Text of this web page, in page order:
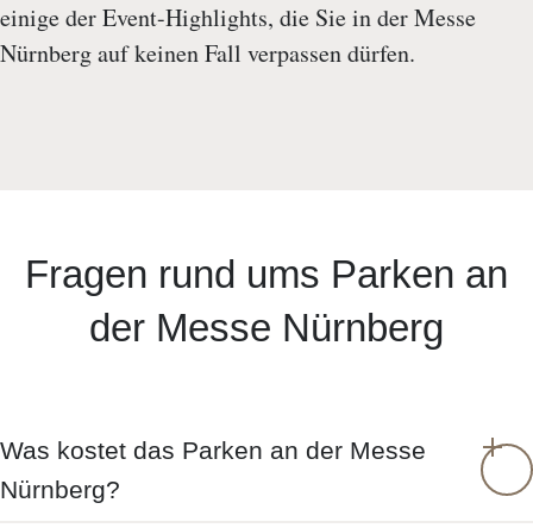
einige der Event-Highlights, die Sie in der Messe
Nürnberg auf keinen Fall verpassen dürfen.
Fragen rund ums Parken an
der Messe Nürnberg
Was kostet das Parken an der Messe
Nürnberg?